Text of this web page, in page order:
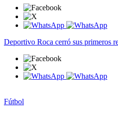
Deportivo Roca cerró sus primeros
Fútbol